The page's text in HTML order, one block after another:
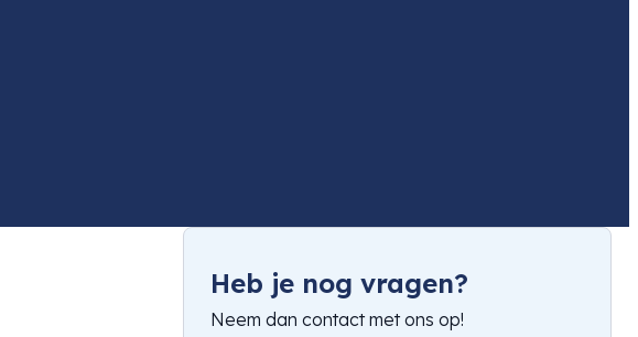
Heb je nog vragen?
Neem dan contact met ons op!